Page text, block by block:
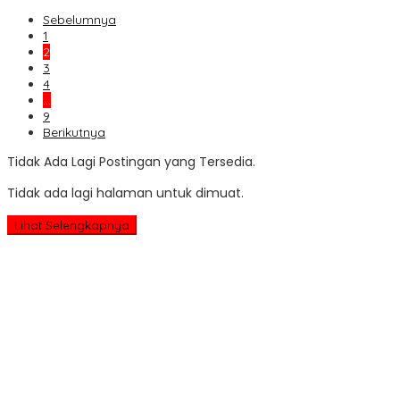
Sebelumnya
1
2
3
4
…
9
Berikutnya
Tidak Ada Lagi Postingan yang Tersedia.
Tidak ada lagi halaman untuk dimuat.
Lihat Selengkapnya